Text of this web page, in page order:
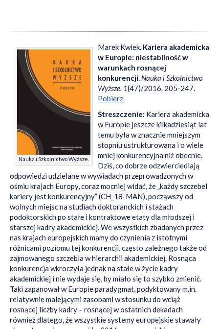
Nauka i Szkolnictwo Wyższe.
Marek Kwiek. Kariera akademicka
w Europie: niestabilność w
warunkach rosnącej
konkurencji. Nauka i Szkolnictwo
Wyższe. 1(47)/2016. 205-247.
Pobierz.
Streszczenie: Kariera akademicka
w Europie jeszcze kilkadziesiąt lat
temu była w znacznie mniejszym
stopniu ustrukturowana i o wiele
mniej konkurencyjna niż obecnie.
Dziś, co dobrze odzwierciedlają
odpowiedzi udzielane w wywiadach przeprowadzonych w
ośmiu krajach Europy, coraz mocniej widać, że „każdy szczebel
kariery jest konkurencyjny” (CH_18-MAN), począwszy od
wolnych miejsc na studiach doktoranckich i stażach
podoktorskich po stałe i kontraktowe etaty dla młodszej i
starszej kadry akademickiej. We wszystkich zbadanych przez
nas krajach europejskich mamy do czynienia z istotnymi
różnicami poziomu tej konkurencji, często zależnego także od
zajmowanego szczebla w hierarchii akademickiej. Rosnąca
konkurencja wkroczyła jednak na stałe w życie kadry
akademickiej i nie wydaje się, by miało się to szybko zmienić.
Taki zapanował w Europie paradygmat, podyktowany m.in.
relatywnie malejącymi zasobami w stosunku do wciąż
rosnącej liczby kadry – rosnącej w ostatnich dekadach
również dlatego, że wszystkie systemy europejskie stawały